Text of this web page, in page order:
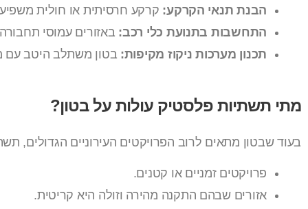
הבנת תנאי הקרקע: קרקע חרסיתית או חולית
התחשבות בתנועת כלי רכב: באזורים עמוסי
תכנון מערכות ניקוז מקיפות: בטון משתלב היטב עם
מתי תשתיות פלסטיק עולות על בטון?
בעוד שבטון מתאים לרוב הפרויקטים העירוניים הגדולים,
פרויקטים זמניים או קטנים.
אזורים שבהם התקנה מהירה וזולה היא קריטית.